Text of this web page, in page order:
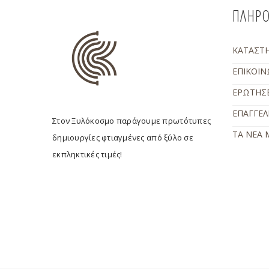
Στον Ξυλόκοσμο παράγουμε πρωτότυπες
δημιουργίες φτιαγμένες από ξύλο σε
εκπληκτικές τιμές!
ΤΑ ΝΕΑ